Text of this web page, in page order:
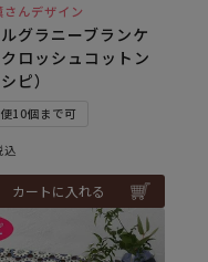
さんデザイン
グラニーブランケ
ロッシュコットン
ピ）
10個まで可
込
カートに入れる